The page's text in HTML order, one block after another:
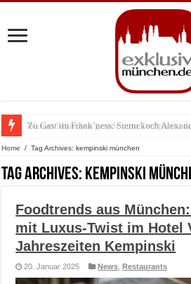
Warum München gerade zum Treffpunkt
Home / Tag Archives: kempinski münchen
Tag Archives: kempinski
Foodtrends aus
mit Luxus-Twist im Hotel
Jahreszeiten Kempinski
20. Januar 2025 News ,Restaurants